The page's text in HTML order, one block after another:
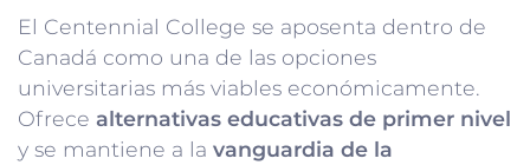
El Centennial College se aposenta dentro de
Canadá como una de las opciones
universitarias más viables económicamente.
Ofrece alternativas educativas de primer nivel
y se mantiene a la vanguardia de la